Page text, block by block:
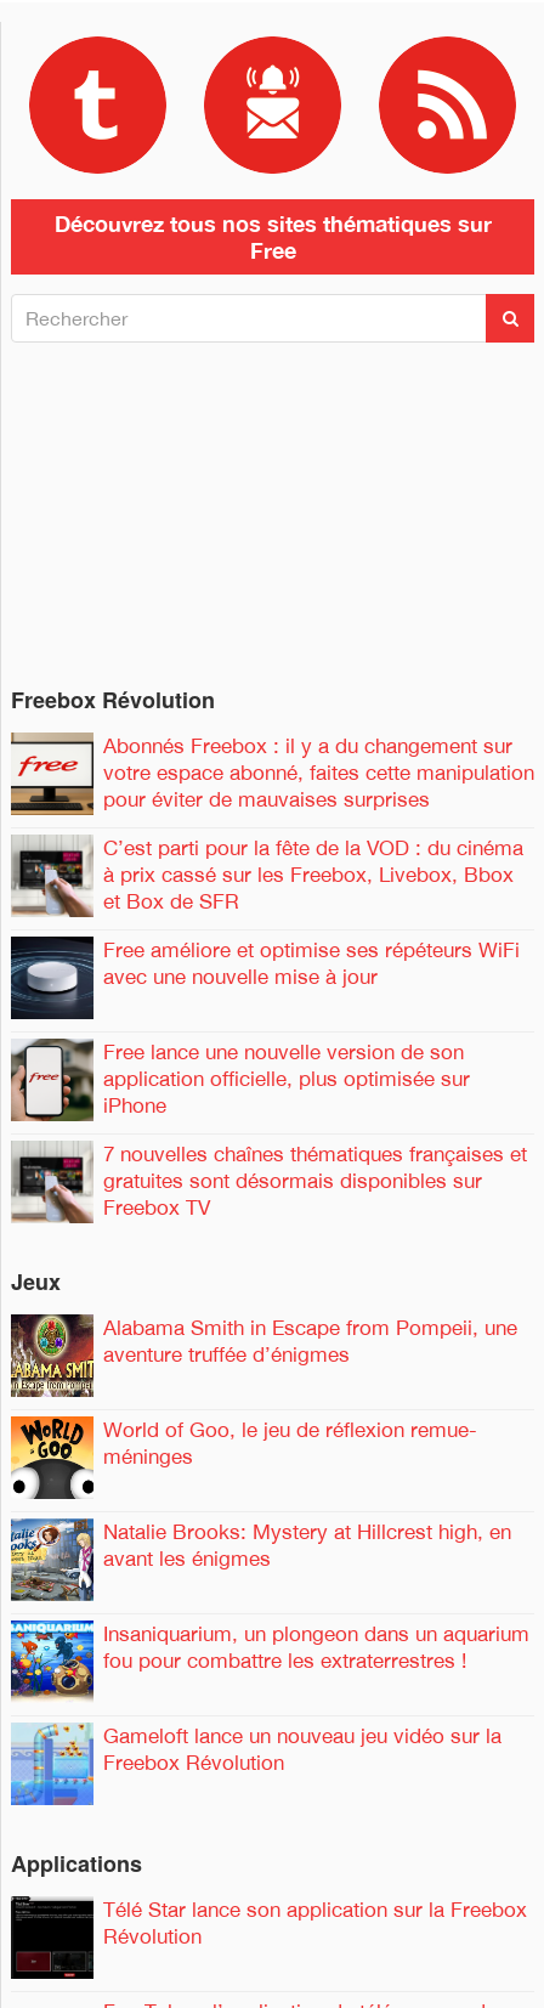
Découvrez tous nos sites thématiques sur
Free
Freebox Révolution
Abonnés Freebox : il y a du changement sur
votre espace abonné, faites cette manipulation
pour éviter de mauvaises surprises
C’est parti pour la fête de la VOD : du cinéma
à prix cassé sur les Freebox, Livebox, Bbox
et Box de SFR
Free améliore et optimise ses répéteurs WiFi
avec une nouvelle mise à jour
Free lance une nouvelle version de son
application officielle, plus optimisée sur
iPhone
7 nouvelles chaînes thématiques françaises et
gratuites sont désormais disponibles sur
Freebox TV
Jeux
Alabama Smith in Escape from Pompeii, une
aventure truffée d’énigmes
World of Goo, le jeu de réflexion remue-
méninges
Natalie Brooks: Mystery at Hillcrest high, en
avant les énigmes
Insaniquarium, un plongeon dans un aquarium
fou pour combattre les extraterrestres !
Gameloft lance un nouveau jeu vidéo sur la
Freebox Révolution
Applications
Télé Star lance son application sur la Freebox
Révolution